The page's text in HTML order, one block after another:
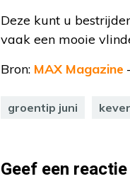
Deze kunt u
vaak een mooie
Bron: MAX Magazine
groentip juni
Geef een reactie